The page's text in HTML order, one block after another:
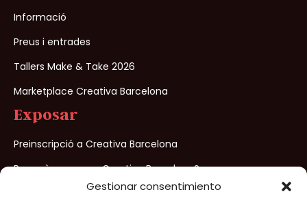
Gestionar consentimiento
Informació
Preus i entrades
Tallers Make & Take 2026
Marketplace Creativa Barcelona
Exposar
Preinscripció a Creativa Barcelona
Per què exposar a Creativa Barcelona?